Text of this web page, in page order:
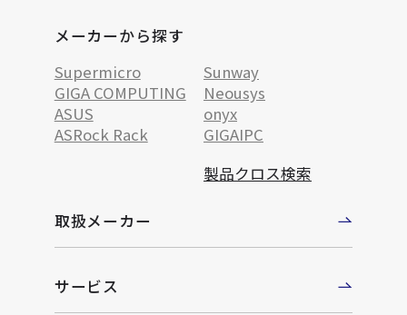
メーカーから探す
Supermicro
Sunway
GIGA COMPUTING
Neousys
ASUS
onyx
ASRock Rack
GIGAIPC
製品クロス検索
取扱メーカー
サービス